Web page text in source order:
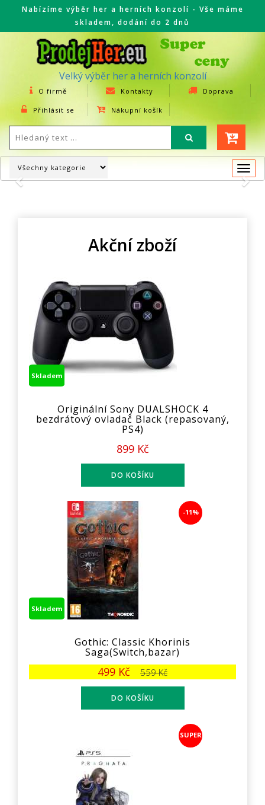
Nabízíme výběr her a herních konzolí - Vše máme
skladem, dodání do 2 dnů
Velký výběr her a herních konzolí
O firmě Kontakty Doprava
Přihlásit se Nákupní košík
Previous
Akční zboží
Skladem
Originální Sony DUALSHOCK 4
bezdrátový ovladač Black (repasovaný,
PS4)
899 Kč
-11%
Skladem
Gothic: Classic Khorinis
Saga(Switch,bazar)
499 Kč 559 Kč
SUPER